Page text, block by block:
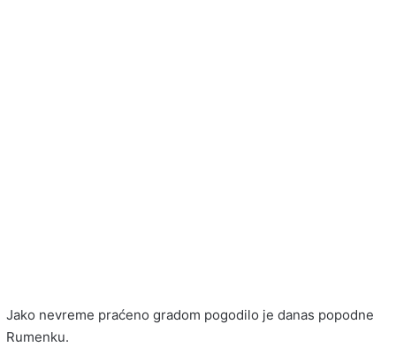
Jako nevreme praćeno gradom pogodilo je danas popodne
Rumenku.